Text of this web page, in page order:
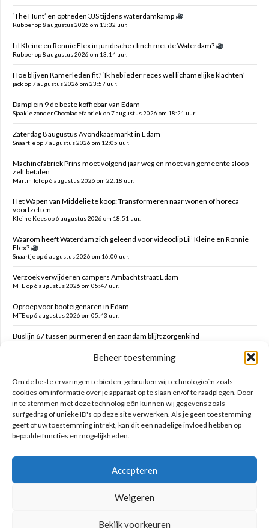
Beheer toestemming
Om de beste ervaringen te bieden, gebruiken wij technologieën zoals
cookies om informatie over je apparaat op te slaan en/of te raadplegen. Door
in te stemmen met deze technologieën kunnen wij gegevens zoals
surfgedrag of unieke ID's op deze site verwerken. Als je geen toestemming
geeft of uw toestemming intrekt, kan dit een nadelige invloed hebben op
bepaalde functies en mogelijkheden.
Accepteren
Weigeren
Bekijk voorkeuren
‘The Hunt’ en optreden 3JS tijdens waterdamkamp
Rubber op 8 augustus 2026 om 13:32 uur.
Lil Kleine en Ronnie Flex in juridische clinch met de Waterdam?
Rubber op 8 augustus 2026 om 13:14 uur.
Hoe blijven Kamerleden fit? ‘Ik heb ieder reces wel lichamelijke klachten’
jack op 7 augustus 2026 om 23:57 uur.
Damplein 9 de beste koffiebar van Edam
Sjaakie zonder Chocoladefabriek op 7 augustus 2026 om 18:21 uur.
Zaterdag 8 augustus Avondkaasmarkt in Edam
Snaartje op 7 augustus 2026 om 12:05 uur.
Machinefabriek Prins moet volgend jaar weg en moet van gemeente sloop
zelf betalen
Martin Tol op 6 augustus 2026 om 22:18 uur.
Het Wapen van Middelie te koop: Transformeren naar wonen of horeca
voortzetten
Kleine Kees op 6 augustus 2026 om 18:51 uur.
Waarom heeft Waterdam zich geleend voor videoclip Lil’ Kleine en Ronnie
Flex?
Snaartje op 6 augustus 2026 om 16:00 uur.
Verzoek verwijderen campers Ambachtstraat Edam
MTE op 6 augustus 2026 om 05:47 uur.
Oproep voor booteigenaren in Edam
MTE op 6 augustus 2026 om 05:43 uur.
Buslijn 67 tussen purmerend en zaandam blijft zorgenkind
Zoeken op deze site